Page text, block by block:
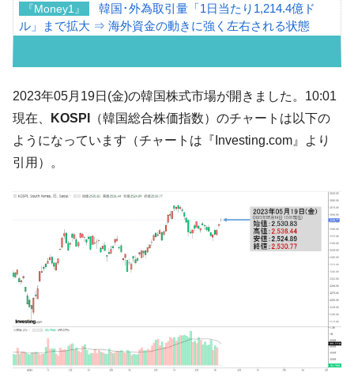
『Money1』
韓国･外為取引量「1日当たり1,214.4億ド
ル」まで拡大 ⇒ 海外資金の動きに強く左右される状態
い「50.5％」に上昇
『Money1』
韓国大統領府ボンクラ政策室長が告発され
た ⇒ 国家が行った恐るべき株価操作であり、空前の国政壟
『Money1』
動」
『Money1』
中国だけが鉄鋼輸出を異常増加させる ⇒ 中
国の過剰生産が世界を蝕む。
『Money1』
韓国製造業「半導体絶好調」のウラで他業
種は全般的「不調」⇒ PSIが示す現況は決して良くない。
『Money1』
ン』1人当たり賠償10万ウォンを認定 ⇒ 総額3兆7,000億
『Money1』 韓国で猛暑。南東部では干ばつ
『Money1』
韓国型イージス搭載の次世代駆逐艦
「KDDX」1番艦、2032年竣工と公示
2023年05月19日(金)の韓国株式市場が開きました。10:01
現在、
KOSPI
（韓国総合株価指数）のチャートは以下の
ようになっています（チャートは『Investing.com』より
引用）。